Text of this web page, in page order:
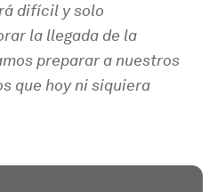
difícil y solo
la llegada de la
preparar a nuestros
que hoy ni siquiera